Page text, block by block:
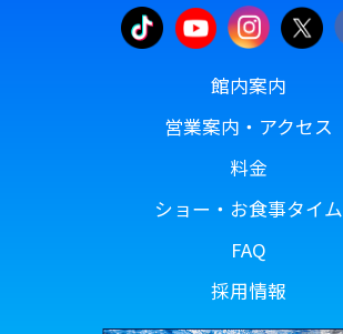
館内案内
営業案内・アクセス
料金
ショー・お食事タイム
FAQ
採用情報